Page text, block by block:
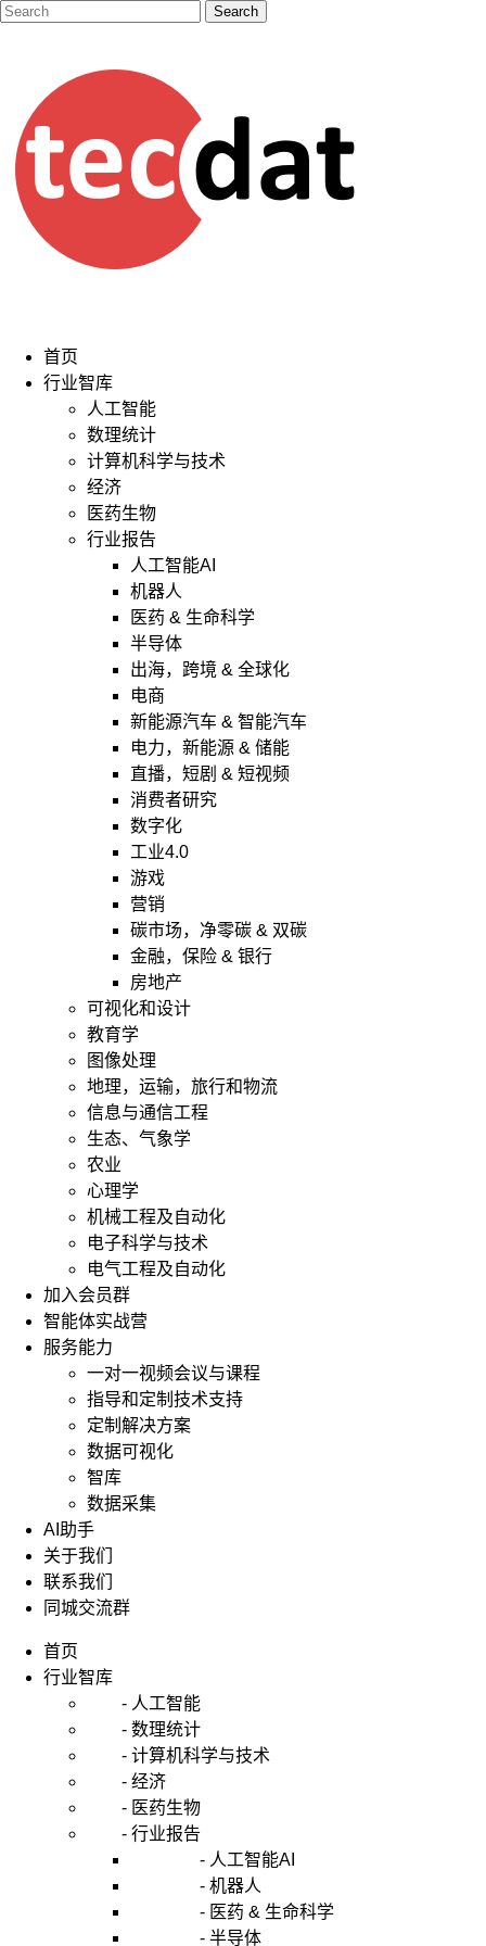
首页
行业智库
人工智能
数理统计
计算机科学与技术
经济
医药生物
行业报告
人工智能AI
机器人
医药 & 生命科学
半导体
出海，跨境 & 全球化
电商
新能源汽车 & 智能汽车
电力，新能源 & 储能
直播，短剧 & 短视频
消费者研究
数字化
工业4.0
游戏
营销
碳市场，净零碳 & 双碳
金融，保险 & 银行
房地产
可视化和设计
教育学
图像处理
地理，运输，旅行和物流
信息与通信工程
生态、气象学
农业
心理学
机械工程及自动化
电子科学与技术
电气工程及自动化
加入会员群
智能体实战营
服务能力
一对一视频会议与课程
指导和定制技术支持
定制解决方案
数据可视化
智库
数据采集
AI助手
关于我们
联系我们
同城交流群
首页
行业智库
- 人工智能
- 数理统计
- 计算机科学与技术
- 经济
- 医药生物
- 行业报告
- 人工智能AI
- 机器人
- 医药 & 生命科学
- 半导体